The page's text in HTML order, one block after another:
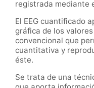
registrada mediante
El EEG cuantificado
gráfica de los
convencional que
cuantitativa y
éste.
Se trata de una